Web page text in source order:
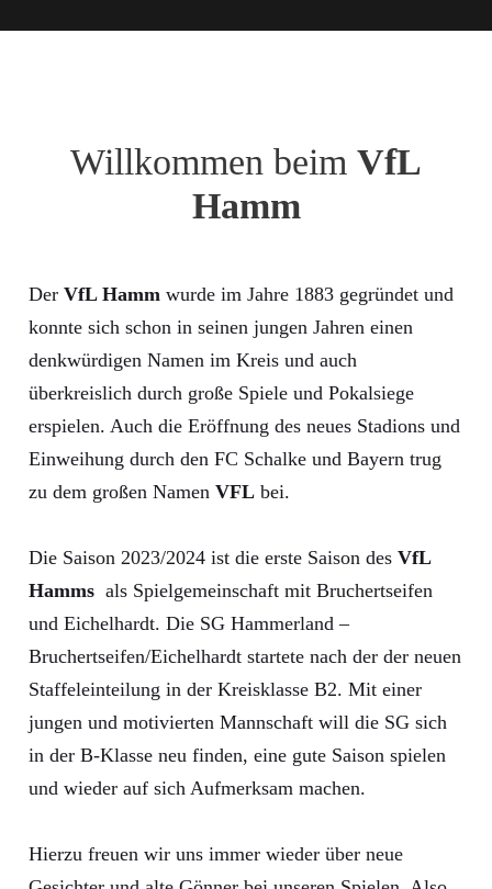
Willkommen beim VfL
Hamm
Der VfL Hamm wurde im Jahre 1883 gegründet und
konnte sich schon in seinen jungen Jahren einen
denkwürdigen Namen im Kreis und auch
überkreislich durch große Spiele und Pokalsiege
erspielen. Auch die Eröffnung des neues Stadions und
Einweihung durch den FC Schalke und Bayern trug
zu dem großen Namen VFL bei.
Die Saison 2023/2024 ist die erste Saison des VfL
Hamms als Spielgemeinschaft mit Bruchertseifen
und Eichelhardt. Die SG Hammerland –
Bruchertseifen/Eichelhardt startete nach der der neuen
Staffeleinteilung in der Kreisklasse B2. Mit einer
jungen und motivierten Mannschaft will die SG sich
in der B-Klasse neu finden, eine gute Saison spielen
und wieder auf sich Aufmerksam machen.
Hierzu freuen wir uns immer wieder über neue